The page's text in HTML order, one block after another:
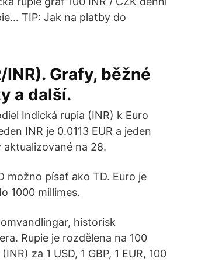
TIP: Jak na platby do
Grafy, běžné
a další.
Indická rupia (INR) k Euro
INR je 0.0113 EUR a jeden
na 28.
možno písať ako TD. Euro je
1000 millimes.
historisk
Rupie je rozdělena na 100
za 1 USD, 1 GBP, 1 EUR, 100